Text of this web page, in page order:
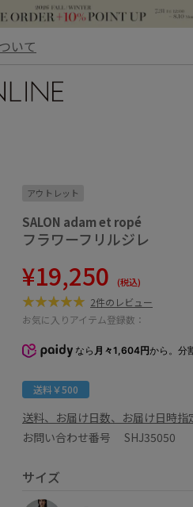
いて
アウトレット
SALON adam et ropé
フラワーフリルジレ
¥19,250 (税込)
2件のレビュー
お気に入りアイテム登録数：
なら 月々1,604円から。分
送料￥500
送料、お届け日数、お届け日時指
お問い合わせ番号 SHJ35050
サイズ